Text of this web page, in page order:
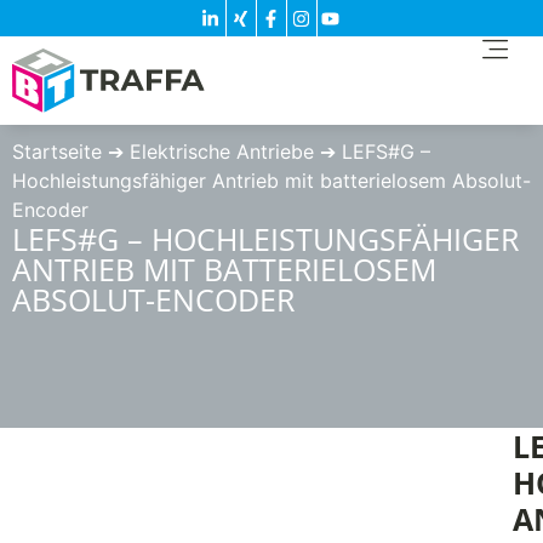
Startseite ➔ Elektrische Antriebe ➔ LEFS#G –
Hochleistungsfähiger Antrieb mit batterielosem Absolut-
Encoder
LEFS#G – HOCHLEISTUNGSFÄHIGER
ANTRIEB MIT BATTERIELOSEM
ABSOLUT-ENCODER